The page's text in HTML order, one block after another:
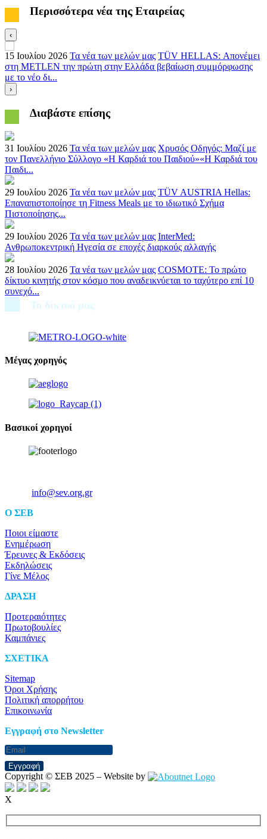
Περισσότερα νέα της Εταιρείας
‹
15 Ιουλίου 2026 Τα νέα των μελών μας TÜV HELLAS: Απονέμει
στη METLEN την πρώτη στην Ελλάδα βεβαίωση συμμόρφωσης
με το νέο δι...
›
Διαβάστε επίσης
31 Ιουλίου 2026 Τα νέα των μελών μας Χρυσός Οδηγός: Μαζί με
τον Πανελλήνιο Σύλλογο «Η Καρδιά του Παιδιού»«Η Καρδιά του
Παιδι...
29 Ιουλίου 2026 Τα νέα των μελών μας TÜV AUSTRIA Hellas:
Επαναπιστοποίησε τη Fitness Meals με το ιδιωτικό Σχήμα
Πιστοποίησης...
29 Ιουλίου 2026 Τα νέα των μελών μας InterMed:
Ανθρωποκεντρική Ηγεσία σε εποχές διαρκούς αλλαγής
28 Ιουλίου 2026 Τα νέα των μελών μας COSMOTE: Το πρώτο
δίκτυο κινητής στον κόσμο που αναδεικνύεται το ταχύτερο επί 10
συνεχό...
Το δίκτυό μας
Μέγας χορηγός
Βασικοί χορηγοί
info@sev.org.gr
O ΣΕΒ
Ποιοι είμαστε
Ενημέρωση
Έρευνες & Εκδόσεις
Εκδηλώσεις
Γίνε Μέλος
ΔΡΑΣΗ
Προτεραιότητες
Πρωτοβουλίες
Καμπάνιες
ΣΧΕΤΙΚΑ
Sitemap
Όροι Χρήσης
Πολιτική απορρήτου
Επικοινωνία
Eγγραφή στο Newsletter
Εγγραφή
Copyright © ΣΕΒ 2025 – Website by
X